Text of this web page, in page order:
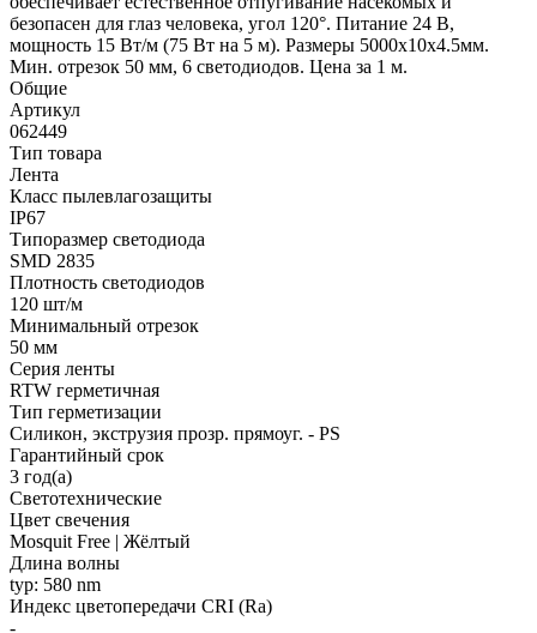
безопасен для глаз человека, угол 120°. Питание 24 В,
мощность 15 Вт/м (75 Вт на 5 м). Размеры 5000x10x4.5мм.
Мин. отрезок 50 мм, 6 светодиодов. Цена за 1 м.
Общие
Артикул
062449
Тип товара
Лента
Класс пылевлагозащиты
IP67
Типоразмер светодиода
SMD 2835
Плотность светодиодов
120 шт/м
Минимальный отрезок
50 мм
Серия ленты
RTW герметичная
Тип герметизации
Силикон, экструзия прозр. прямоуг. - PS
Гарантийный срок
3 год(а)
Светотехнические
Цвет свечения
Mosquit Free | Жёлтый
Длина волны
typ: 580 nm
Индекс цветопередачи CRI (Ra)
-